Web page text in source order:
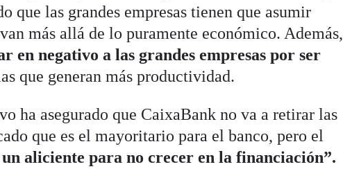
que las grandes empresas tienen que asumir
más allá de lo puramente económico.
en negativo a las grandes empresas por ser
que generan más productividad.
ha asegurado que CaixaBank no va a retirar las
que es el mayoritario para el banco, pero el
un aliciente para no crecer en la financiación”.